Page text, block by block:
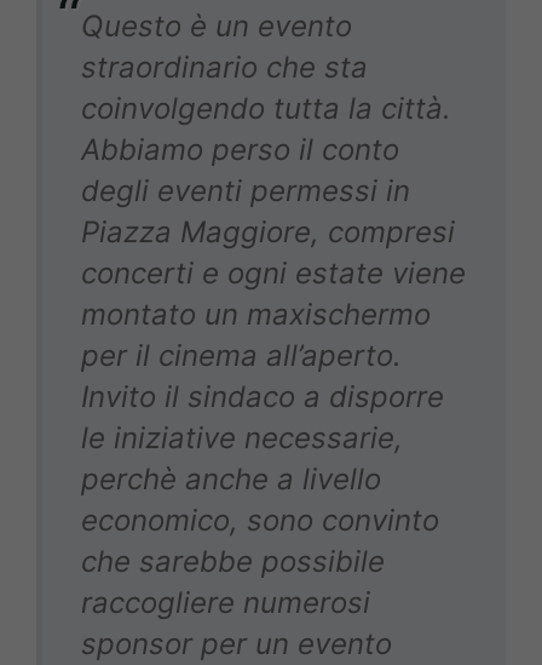
Questo è un evento
straordinario che sta
coinvolgendo tutta la città.
Abbiamo perso il conto
degli eventi permessi in
Piazza Maggiore, compresi
concerti e ogni estate viene
montato un maxischermo
per il cinema all’aperto.
Invito il sindaco a disporre
le iniziative necessarie,
perchè anche a livello
economico, sono convinto
che sarebbe possibile
raccogliere numerosi
sponsor per un evento